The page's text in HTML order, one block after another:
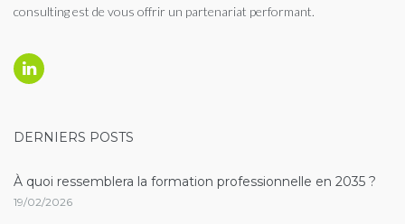
consulting est de vous offrir un partenariat performant.
DERNIERS POSTS
À quoi ressemblera la formation professionnelle en 2035 ?
19/02/2026